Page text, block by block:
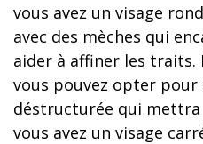
vous avez un visage
avec des mèches qui
aider à affiner les traits.
vous pouvez opter pour
déstructurée qui mettra
vous avez un visage